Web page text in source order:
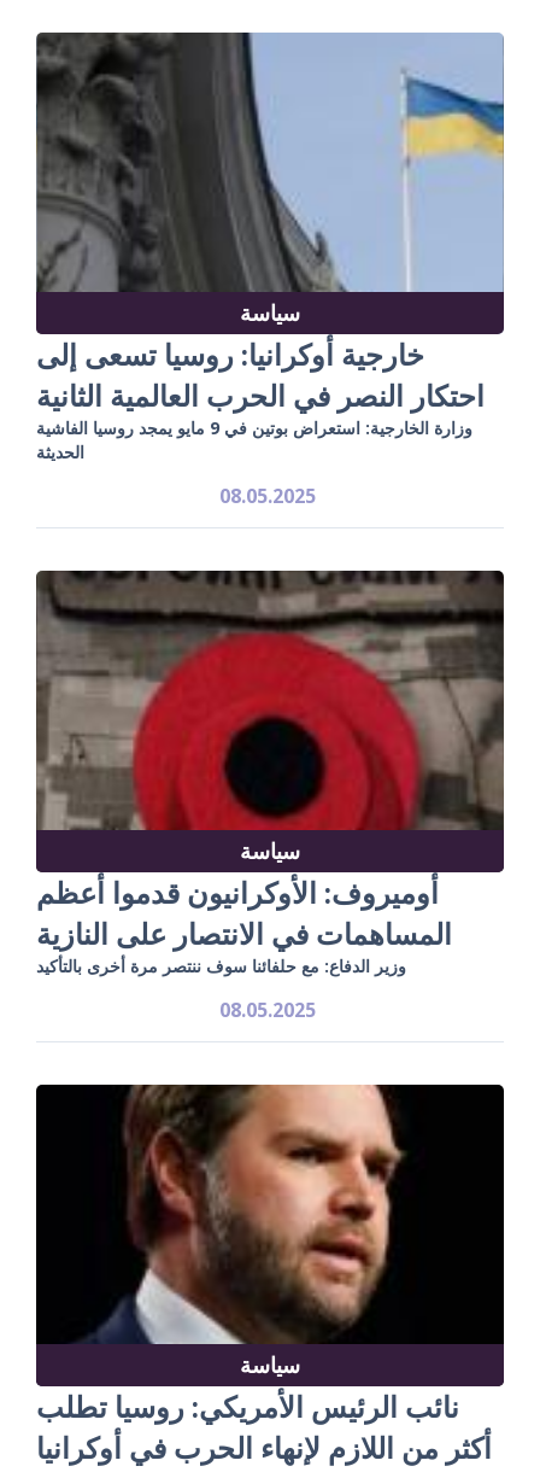
سياسة
خارجية أوكرانيا: روسيا تسعى إلى
احتكار النصر في الحرب العالمية الثانية
وزارة الخارجية: استعراض بوتين في 9 مايو يمجد روسيا الفاشية
الحديثة
08.05.2025
سياسة
أوميروف: الأوكرانيون قدموا أعظم
المساهمات في الانتصار على النازية
وزير الدفاع: مع حلفائنا سوف ننتصر مرة أخرى بالتأكيد
08.05.2025
سياسة
نائب الرئيس الأمريكي: روسيا تطلب
أكثر من اللازم لإنهاء الحرب في أوكرانيا